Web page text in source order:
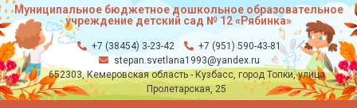
Муниципальное бюджетное дошкольное образовательное
учреждение детский сад № 12 «Рябинка»
+7 (38454) 3-23-42
+7 (951) 590-43-81
stepan.svetlana1993@yandex.ru
652303, Кемеровская область - Кузбасс, город Топки, улица
Пролетарская, 25